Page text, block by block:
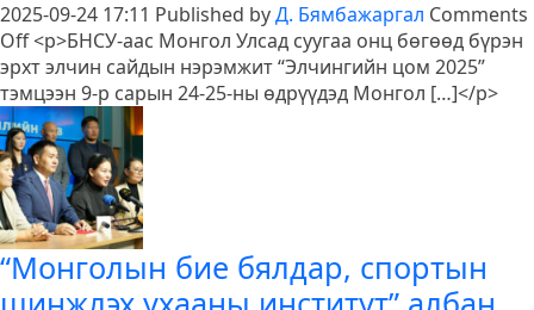
2025-09-24 17:11 Published byД. Бямбажаргал Comments
Offon
“ЭЛЧИНГИЙН
ЦОМ
-2025”
тэмцээний
нээлт
боллоо
<p>БНСУ-аас Монгол Улсад суугаа онц бөгөөд бүрэн
эрхт элчин сайдын нэрэмжит “Элчингийн цом 2025”
тэмцээн 9-р сарын 24-25-ны өдрүүдэд Монгол […]</p>
“Монголын бие бялдар, спортын